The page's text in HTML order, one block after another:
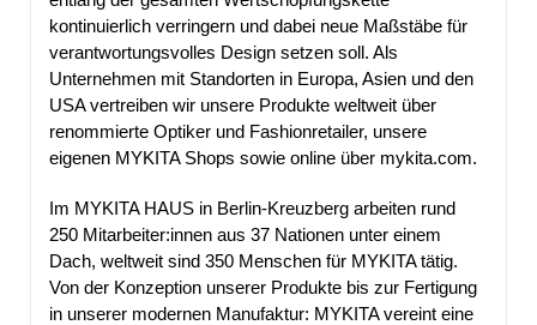
kontinuierlich verringern und dabei neue Maßstäbe für
verantwortungsvolles Design setzen soll. Als
Unternehmen mit Standorten in Europa, Asien und den
USA vertreiben wir unsere Produkte weltweit über
renommierte Optiker und Fashionretailer, unsere
eigenen MYKITA Shops sowie online über mykita.com.
Im MYKITA HAUS in Berlin-Kreuzberg arbeiten rund
250 Mitarbeiter:innen aus 37 Nationen unter einem
Dach, weltweit sind 350 Menschen für MYKITA tätig.
Von der Konzeption unserer Produkte bis zur Fertigung
in unserer modernen Manufaktur: MYKITA vereint eine